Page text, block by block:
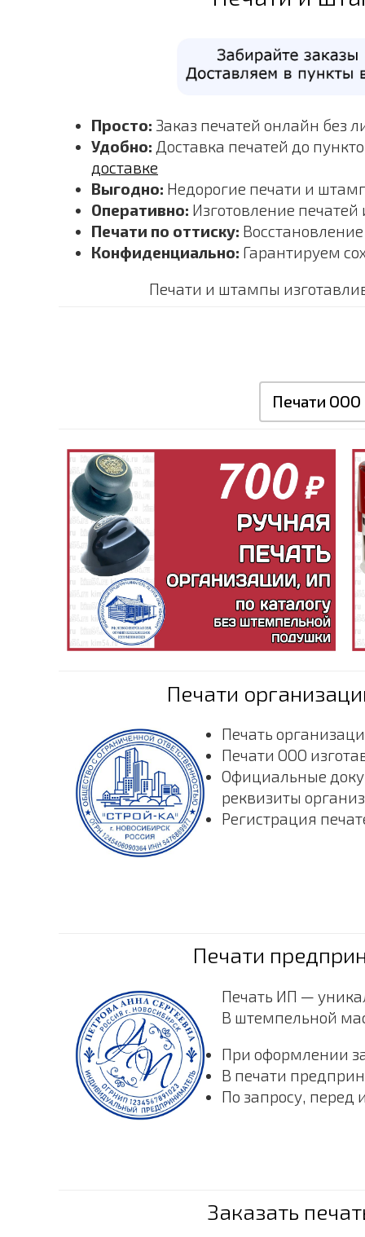
Просто: Заказ печатей онлайн без
Удобно: Доставка печатей до
доставке
Выгодно: Недорогие печати и
Оперативно: Изготовление
Печати по оттиску:
Конфиденциально: Гарантируем
Печати и штампы
Печати ООО
Печати
Печать
Печати ООО
Официальные
реквизиты
Регистрация
Печати
Печать ИП —
В штемпельной
При оформлении
В печати
По запросу, перед
Заказать